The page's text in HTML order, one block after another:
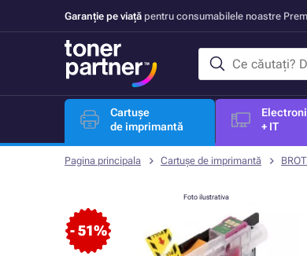
Garanție pe viață pentru consumabilele noastre
Cartușe
de imprimantă
+ IT
Pagina principala Cartușe de imprimantă
- 51%
Foto ilustrativa